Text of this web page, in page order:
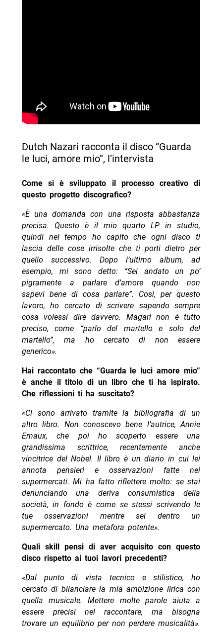
Dutch Nazari racconta il disco “Guarda
le luci, amore mio”, l’intervista
Come si è sviluppato il processo creativo di
questo progetto discografico?
«È una domanda con una risposta abbastanza
precisa. Questo è il mio quarto LP in studio,
quindi nel tempo ho capito che ogni disco ti
lascia delle cose irrisolte che ti porti dietro per
quello successivo. Dopo l’ultimo album, ad
esempio, mi sono detto: “Sei andato un po’
pigramente a parlare d’amore quando non
sapevi bene di cosa parlare”. Così, per questo
lavoro, ho cercato di scrivere sapendo sempre
cosa volessi dire davvero. Magari non è tutto
preciso, come “parlo del martello e solo del
martello”, ma ho cercato di non essere
generico».
Hai raccontato che “Guarda le luci amore mio”
è anche il titolo di un libro che ti ha ispirato.
Che riflessioni ti ha suscitato?
«Ci sono arrivato tramite la bibliografia di un
altro libro. Non conoscevo bene l’autrice, Annie
Ernaux, che poi ho scoperto essere una
grandissima scrittrice, recentemente anche
vincitrice del Nobel. Il libro è un diario in cui lei
annota pensieri e osservazioni fatte nei
supermercati. Mi ha fatto riflettere molto: se stai
denunciando una deriva consumistica della
società, in fondo è come se stessi scrivendo le
tue osservazioni mentre sei dentro un
supermercato. Una metafora potente».
Quali skill pensi di aver acquisito con questo
disco rispetto ai tuoi lavori precedenti?
«Dal punto di vista tecnico e stilistico, ho
cercato di bilanciare la mia ambizione lirica con
quella musicale. Mettere molte parole aiuta a
essere precisi nel raccontare, ma bisogna
trovare un equilibrio per non perdere musicalità».